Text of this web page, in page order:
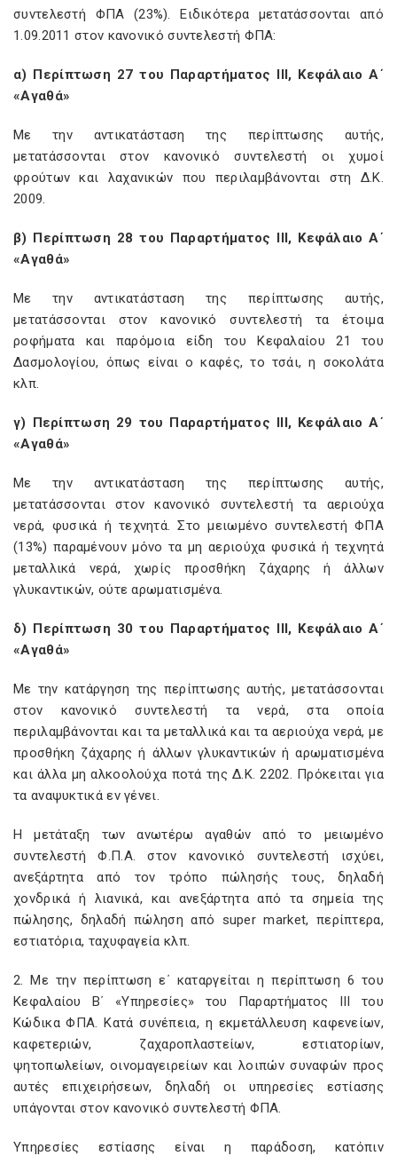
συντελεστή ΦΠΑ (23%). Ειδικότερα μετατάσσονται από
1.09.2011 στον κανονικό συντελεστή ΦΠΑ:
α) Περίπτωση 27 του Παραρτήματος ΙΙΙ, Κεφάλαιο Α΄
«Αγαθά»
Με την αντικατάσταση της περίπτωσης αυτής,
μετατάσσονται στον κανονικό συντελεστή οι χυμοί
φρούτων και λαχανικών που περιλαμβάνονται στη Δ.Κ.
2009.
β) Περίπτωση 28 του Παραρτήματος ΙΙΙ, Κεφάλαιο Α΄
«Αγαθά»
Με την αντικατάσταση της περίπτωσης αυτής,
μετατάσσονται στον κανονικό συντελεστή τα έτοιμα
ροφήματα και παρόμοια είδη του Κεφαλαίου 21 του
Δασμολογίου, όπως είναι ο καφές, το τσάι, η σοκολάτα
κλπ.
γ) Περίπτωση 29 του Παραρτήματος ΙΙΙ, Κεφάλαιο Α΄
«Αγαθά»
Με την αντικατάσταση της περίπτωσης αυτής,
μετατάσσονται στον κανονικό συντελεστή τα αεριούχα
νερά, φυσικά ή τεχνητά. Στο μειωμένο συντελεστή ΦΠΑ
(13%) παραμένουν μόνο τα μη αεριούχα φυσικά ή τεχνητά
μεταλλικά νερά, χωρίς προσθήκη ζάχαρης ή άλλων
γλυκαντικών, ούτε αρωματισμένα.
δ) Περίπτωση 30 του Παραρτήματος ΙΙΙ, Κεφάλαιο Α΄
«Αγαθά»
Με την κατάργηση της περίπτωσης αυτής, μετατάσσονται
στον κανονικό συντελεστή τα νερά, στα οποία
περιλαμβάνονται και τα μεταλλικά και τα αεριούχα νερά, με
προσθήκη ζάχαρης ή άλλων γλυκαντικών ή αρωματισμένα
και άλλα μη αλκοολούχα ποτά της Δ.Κ. 2202. Πρόκειται για
τα αναψυκτικά εν γένει.
Η μετάταξη των ανωτέρω αγαθών από το μειωμένο
συντελεστή Φ.Π.Α. στον κανονικό συντελεστή ισχύει,
ανεξάρτητα από τον τρόπο πώλησής τους, δηλαδή
χονδρικά ή λιανικά, και ανεξάρτητα από τα σημεία της
πώλησης, δηλαδή πώληση από super market, περίπτερα,
εστιατόρια, ταχυφαγεία κλπ.
2. Με την περίπτωση ε΄ καταργείται η περίπτωση 6 του
Κεφαλαίου Β΄ «Υπηρεσίες» του Παραρτήματος ΙΙΙ του
Κώδικα ΦΠΑ. Κατά συνέπεια, η εκμετάλλευση καφενείων,
καφετεριών, ζαχαροπλαστείων, εστιατορίων,
ψητοπωλείων, οινομαγειρείων και λοιπών συναφών προς
αυτές επιχειρήσεων, δηλαδή οι υπηρεσίες εστίασης
υπάγονται στον κανονικό συντελεστή ΦΠΑ.
Υπηρεσίες εστίασης είναι η παράδοση, κατόπιν